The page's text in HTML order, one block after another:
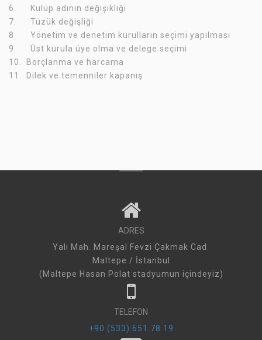
6. Kulüp adının değişikliği
7. Tüzük değişliği
8. Yönetim ve denetim kurulların seçimi yapılması
9. Üst kurula üye olma ve delege seçimi
10. Borçlanma ve harcama
11. Dilek ve temenniler kapanış
ADRES
Yalı Mah. Mareşal Fevzi Çakmak Cad.
Maltepe / İstanbul
(Maltepe Hasan Polat stadyumun içindeyiz)
TELEFON
+90 (533) 651 78 19